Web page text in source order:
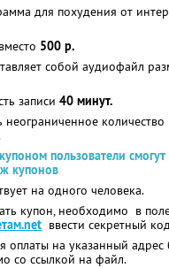
для похудения от
вместо 500 р.
собой аудиофайл
записи 40 минут.
количество
пользователи
купонов
на одного человека.
купон, необходимо в
ввести секретный
оплаты на указанный адрес
со ссылкой на файл.